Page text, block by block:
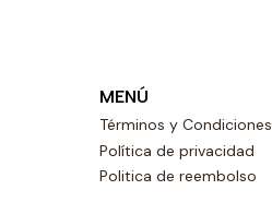
MENÚ
Términos y Condiciones
Política de privacidad
Politica de reembolso